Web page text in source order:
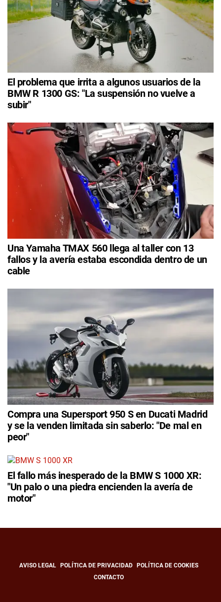
El problema que irrita a algunos usuarios de la
BMW R 1300 GS: "La suspensión no vuelve a
subir"
Una Yamaha TMAX 560 llega al taller con 13
fallos y la avería estaba escondida dentro de un
cable
Compra una Supersport 950 S en Ducati Madrid
y se la venden limitada sin saberlo: "De mal en
peor"
El fallo más inesperado de la BMW S 1000 XR:
"Un palo o una piedra encienden la avería de
motor"
AVISO LEGAL POLÍTICA DE PRIVACIDAD
POLÍTICA DE COOKIES
CONTACTO